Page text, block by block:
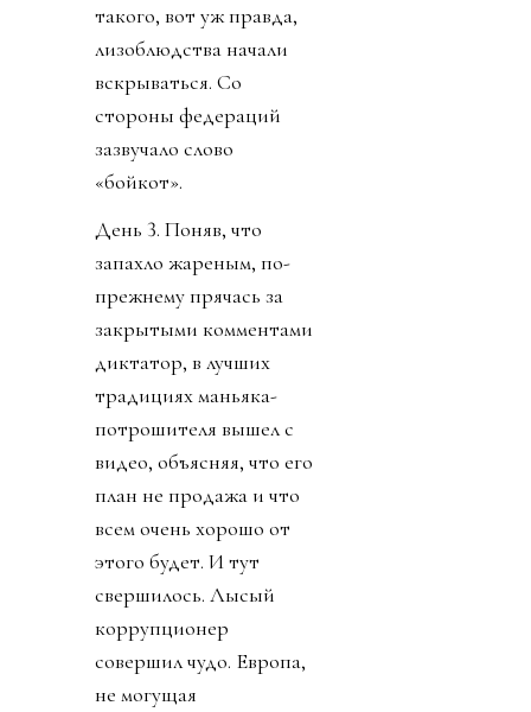
такого, вот уж правда,
лизоблюдства начали
вскрываться. Со
стороны федераций
зазвучало слово
«бойкот».
День 3. Поняв, что
запахло жареным, по-
прежнему прячась за
закрытыми комментами
диктатор, в лучших
традициях маньяка-
потрошителя вышел с
видео, объясняя, что его
план не продажа и что
всем очень хорошо от
этого будет. И тут
свершилось. Лысый
коррупционер
совершил чудо. Европа,
не могущая